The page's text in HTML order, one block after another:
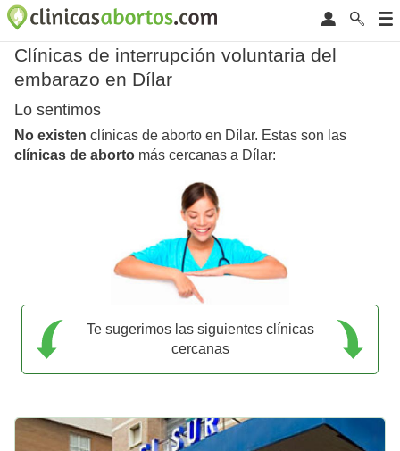
Clínicas de interrupción voluntaria del
embarazo en Dílar
Lo sentimos
No existen clínicas de aborto en Dílar. Estas son las
clínicas de aborto más cercanas a Dílar:
Te sugerimos las siguientes clínicas
cercanas